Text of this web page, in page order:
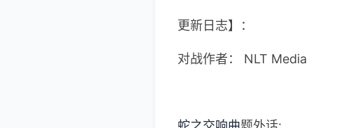
更新日志】：
对战作者： NLT Media